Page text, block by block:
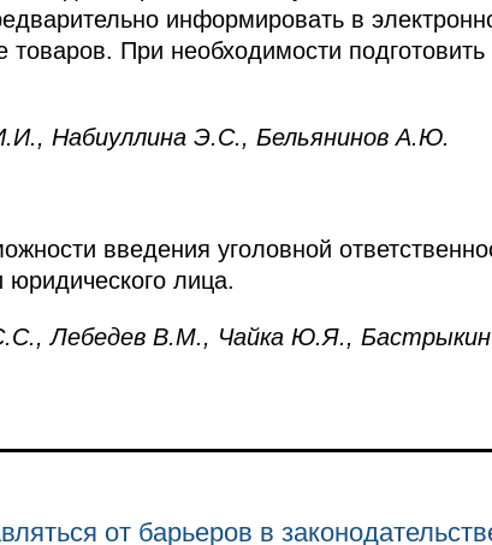
информировать в
товаров. При необходимости
Набиуллина Э.С., Бельянинов А.Ю.
введения уголовной
юридического лица.
Лебедев В.М., Чайка Ю.Я.,
от барьеров в